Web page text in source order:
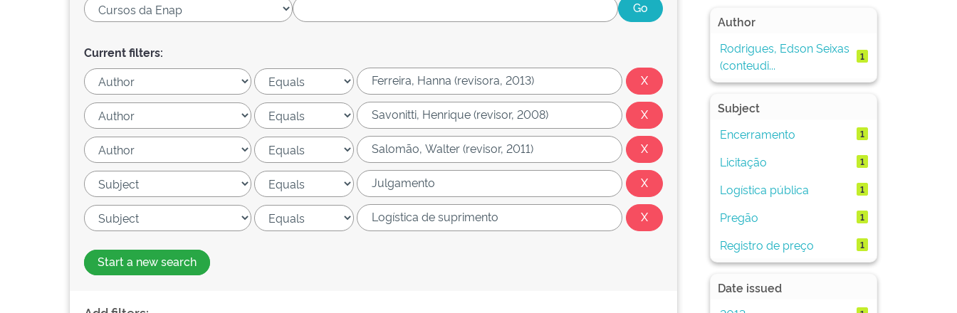
Current filters:
Start a new search
Author
Rodrigues, Edson Seixas
(conteudi...
1
Subject
Encerramento
1
Licitação 1
Logística pública 1
Pregão 1
Registro de preço 1
Date issued